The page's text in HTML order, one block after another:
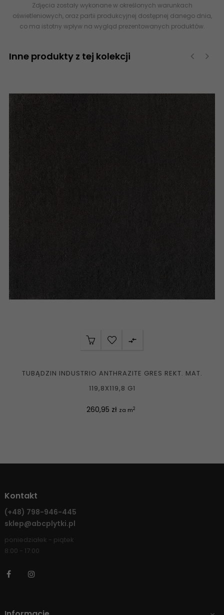
Zdjęcia zostały wykonane w określonych warunkach
oświetleniowych, oraz partii produkcyjnej dostępnej danego dnia,
co ma istotny wpływ na wygląd prezentowanych produktów.
Inne produkty z tej kolekcji

TUBĄDZIN INDUSTRIO ANTHRAZITE GRES REKT. MAT.
119,8X119,8 G1
Cena
260,95 zł za m2
Kontakt
(+48) 798-946-445
sklep@abcplytki.pl
poniedziałek - piątek
8:00 - 17:00
Facebook